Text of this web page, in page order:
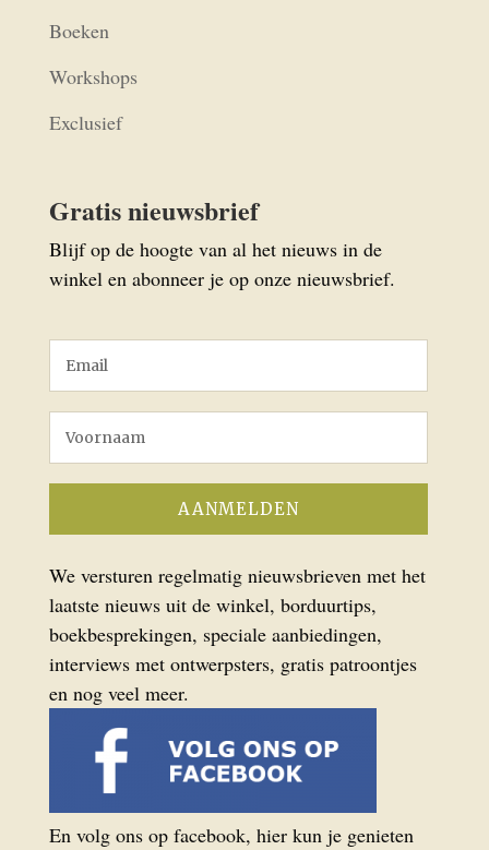
Boeken
Workshops
Exclusief
Gratis nieuwsbrief
Blijf op de hoogte van al het nieuws in de
winkel en abonneer je op onze nieuwsbrief.
We versturen regelmatig nieuwsbrieven met het
laatste nieuws uit de winkel, borduurtips,
boekbesprekingen, speciale aanbiedingen,
interviews met ontwerpsters, gratis patroontjes
en nog veel meer.
En volg ons op facebook, hier kun je genieten